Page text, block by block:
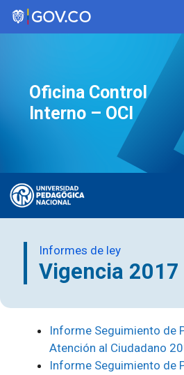
Saltar
Oficina Control
Interno – OCI
Informes de ley
Vigencia 2017
Informe Seguimiento de
Atención al Ciudadano
Informe Seguimiento de